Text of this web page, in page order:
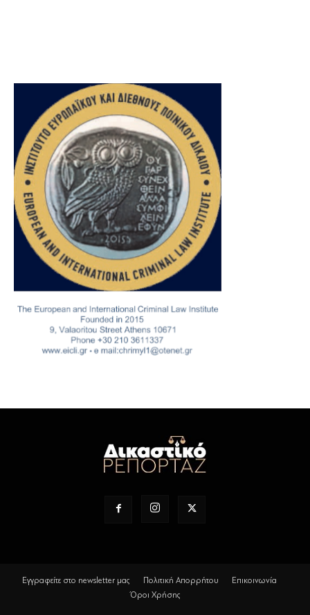
Εγγραφείτε στο newsletter μας Πολιτική Απορρήτου
Επικοινωνία
Όροι Χρήσης